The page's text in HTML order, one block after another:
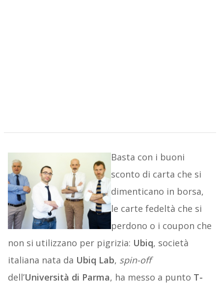
Basta con i buoni
sconto di carta che si
dimenticano in borsa,
le carte fedeltà che si
perdono o i coupon che
non si utilizzano per pigrizia: Ubiq, società
italiana nata da Ubiq Lab, spin-off
dell’Università di Parma, ha messo a punto T-